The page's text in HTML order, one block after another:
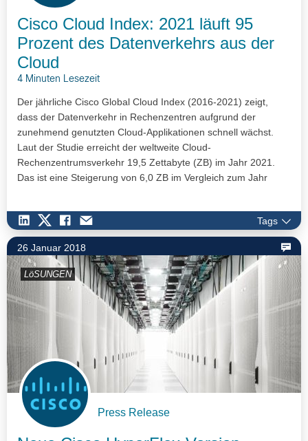
Cisco Cloud Index: 2021 läuft 95
Prozent des Datenverkehrs aus der
Cloud
4 Minuten Lesezeit
Der jährliche Cisco Global Cloud Index (2016-2021) zeigt,
dass der Datenverkehr in Rechenzentren aufgrund der
zunehmend genutzten Cloud-Applikationen schnell wächst.
Laut der Studie erreicht der weltweite Cloud-
Rechenzentrumsverkehr 19,5 Zettabyte (ZB) im Jahr 2021.
Das ist eine Steigerung von 6,0 ZB im Vergleich zum Jahr
Traffic 95 Prozent des gesamten Datenverkehrs ausmachen,
im Vergleich zu 88 Prozent 2016.
Tags
26 Januar 2018
LöSUNGEN
Press Release